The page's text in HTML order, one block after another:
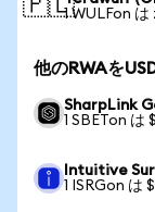
🇵🇱1 WULFon は
他のRWAを
SharpLink
1 SBETon は
Intuitive
1 ISRGon は